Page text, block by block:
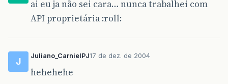
ai eu ja não sei cara… nunca trabalhei com
API proprietária :roll:
J
Juliano_CarnielPJ17 de dez. de 2004
hehehehe